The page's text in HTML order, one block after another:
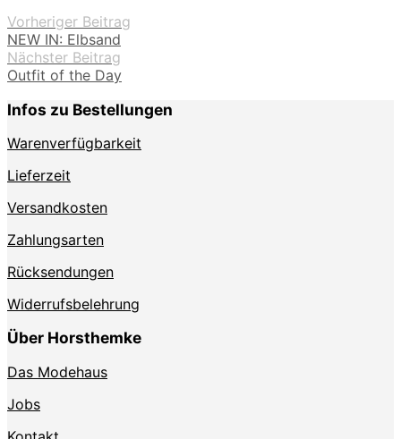
Vorheriger Beitrag
NEW IN: Elbsand
Nächster Beitrag
Outfit of the Day
Infos zu Bestellungen
Warenverfügbarkeit
Lieferzeit
Versandkosten
Zahlungsarten
Rücksendungen
Widerrufsbelehrung
Über Horsthemke
Das Modehaus
Jobs